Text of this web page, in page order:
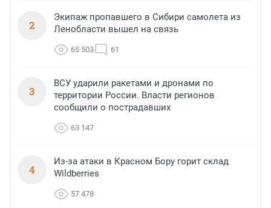
2
Экипаж пропавшего в Сибири самолета из
Ленобласти вышел на связь
65 503 61
3
ВСУ ударили ракетами и дронами по
территории России. Власти регионов
сообщили о пострадавших
63 147
4
Из-за атаки в Красном Бору горит склад
Wildberries
57 478